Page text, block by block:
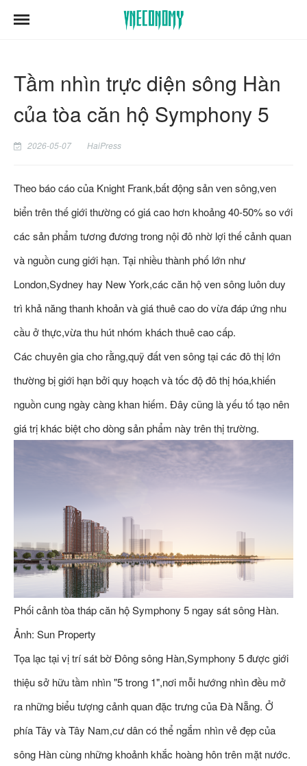
Tầm nhìn trực diện sông Hàn
của tòa căn hộ Symphony 5
2026-05-07 HaiPress
Theo báo cáo của Knight Frank,bất động sản ven sông,ven
biển trên thế giới thường có giá cao hơn khoảng 40-50% so với
các sản phẩm tương đương trong nội đô nhờ lợi thế cảnh quan
và nguồn cung giới hạn. Tại nhiều thành phố lớn như
London,Sydney hay New York,các căn hộ ven sông luôn duy
trì khả năng thanh khoản và giá thuê cao do vừa đáp ứng nhu
cầu ở thực,vừa thu hút nhóm khách thuê cao cấp.
Các chuyên gia cho rằng,quỹ đất ven sông tại các đô thị lớn
thường bị giới hạn bởi quy hoạch và tốc độ đô thị hóa,khiến
nguồn cung ngày càng khan hiếm. Đây cũng là yếu tố tạo nên
giá trị khác biệt cho dòng sản phẩm này trên thị trường.
Phối cảnh tòa tháp căn hộ Symphony 5 ngay sát sông Hàn.
Ảnh: Sun Property
Tọa lạc tại vị trí sát bờ Đông sông Hàn,Symphony 5 được giới
thiệu sở hữu tầm nhìn "5 trong 1",nơi mỗi hướng nhìn đều mở
ra những biểu tượng cảnh quan đặc trưng của Đà Nẵng. Ở
phía Tây và Tây Nam,cư dân có thể ngắm nhìn vẻ đẹp của
sông Hàn cùng những khoảnh khắc hoàng hôn trên mặt nước.